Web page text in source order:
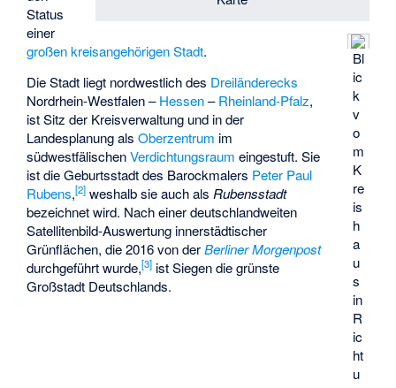
Bl
ic
k
v
o
m
K
re
is
h
a
u
s
in
R
ic
ht
u
Status
einer
großen kreisangehörigen Stadt.
Die Stadt liegt nordwestlich des Dreiländerecks
Nordrhein-Westfalen –Hessen–Rheinland-Pfalz,
ist Sitz der Kreisverwaltung und in der
Landesplanung alsOberzentrum im
südwestfälischenVerdichtungsraum eingestuft. Sie
ist die Geburtsstadt des Barockmalers Peter Paul
Rubens,[2] weshalb sie auch als Rubensstadt
bezeichnet wird. Nach einer deutschlandweiten
Satellitenbild-Auswertung innerstädtischer
Grünflächen, die 2016 von derBerliner Morgenpost
durchgeführt wurde,[3] ist Siegen die grünste
Großstadt Deutschlands.